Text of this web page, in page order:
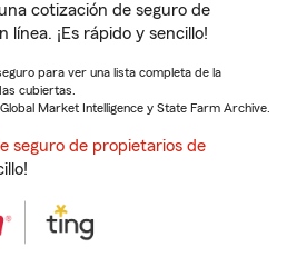
cotización de seguro de
línea. ¡Es rápido y sencillo!
para ver una lista completa de la
cubiertas.
Market Intelligence y State Farm Archive.
seguro de propietarios de